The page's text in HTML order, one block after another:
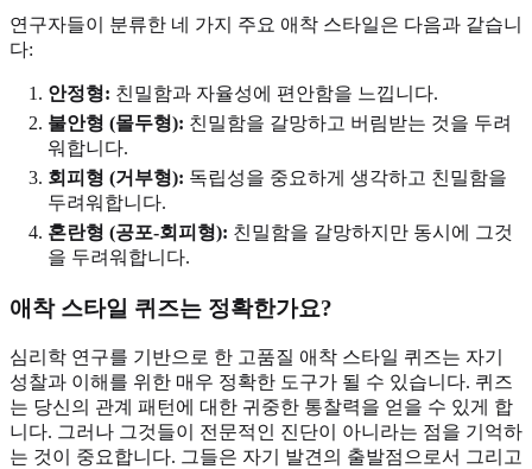
연구자들이 분류한 네 가지 주요 애착 스타일은 다음과 같습니
다:
안정형: 친밀함과 자율성에 편안함을 느낍니다.
불안형 (몰두형): 친밀함을 갈망하고 버림받는 것을 두려
워합니다.
회피형 (거부형): 독립성을 중요하게 생각하고 친밀함을
두려워합니다.
혼란형 (공포-회피형): 친밀함을 갈망하지만 동시에 그것
을 두려워합니다.
애착 스타일 퀴즈는 정확한가요?
심리학 연구를 기반으로 한 고품질 애착 스타일 퀴즈는 자기
성찰과 이해를 위한 매우 정확한 도구가 될 수 있습니다. 퀴즈
는 당신의 관계 패턴에 대한 귀중한 통찰력을 얻을 수 있게 합
니다. 그러나 그것들이 전문적인 진단이 아니라는 점을 기억하
는 것이 중요합니다. 그들은 자기 발견의 출발점으로서 그리고